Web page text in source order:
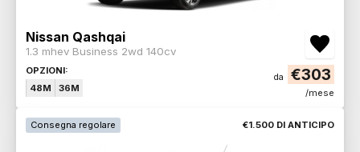
Nissan Qashqai
1.3 mhev Business 2wd 140cv
OPZIONI:
48M
36M
da €303
/mese
Consegna regolare €1.500 DI ANTICIPO